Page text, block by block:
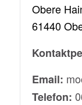
Obere
61440
Email:
Telefon: